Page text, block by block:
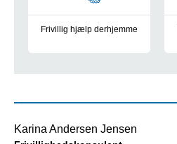
Frivillig hjælp derhjemme
Karina Andersen Jensen